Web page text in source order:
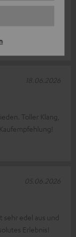
hat mich nie
Toller Klang,
18.06.2026
sehr edel aus und
Erlebnis!
05.06.2026